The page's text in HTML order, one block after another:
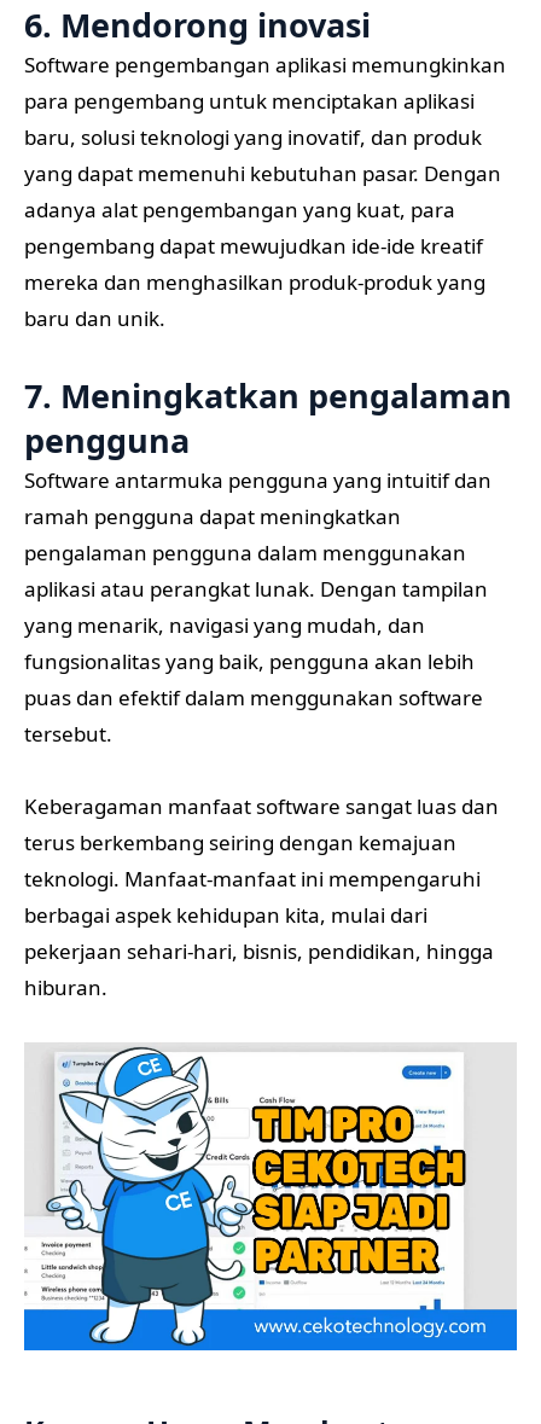
6. Mendorong inovasi
Software pengembangan aplikasi memungkinkan
para pengembang untuk menciptakan aplikasi
baru, solusi teknologi yang inovatif, dan produk
yang dapat memenuhi kebutuhan pasar. Dengan
adanya alat pengembangan yang kuat, para
pengembang dapat mewujudkan ide-ide kreatif
mereka dan menghasilkan produk-produk yang
baru dan unik.
7. Meningkatkan pengalaman
pengguna
Software antarmuka pengguna yang intuitif dan
ramah pengguna dapat meningkatkan
pengalaman pengguna dalam menggunakan
aplikasi atau perangkat lunak. Dengan tampilan
yang menarik, navigasi yang mudah, dan
fungsionalitas yang baik, pengguna akan lebih
puas dan efektif dalam menggunakan software
tersebut.
Keberagaman manfaat software sangat luas dan
terus berkembang seiring dengan kemajuan
teknologi. Manfaat-manfaat ini mempengaruhi
berbagai aspek kehidupan kita, mulai dari
pekerjaan sehari-hari, bisnis, pendidikan, hingga
hiburan.